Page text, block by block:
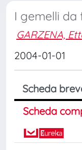
I gemelli da
GARZENA,
2004-01-01
Scheda
Scheda